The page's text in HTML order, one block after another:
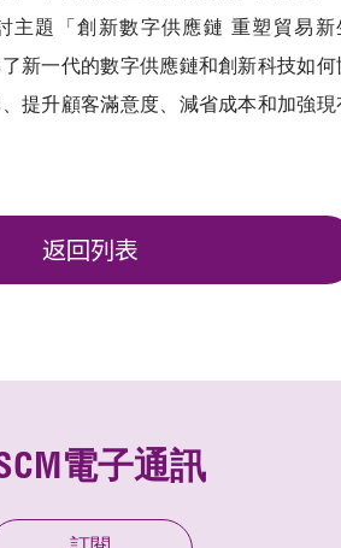
主題「創新數字供應鏈 重塑貿易新
新一代的數字供應鏈和創新科技如何
提升顧客滿意度、減省成本和加強現
返回列表
電子通訊